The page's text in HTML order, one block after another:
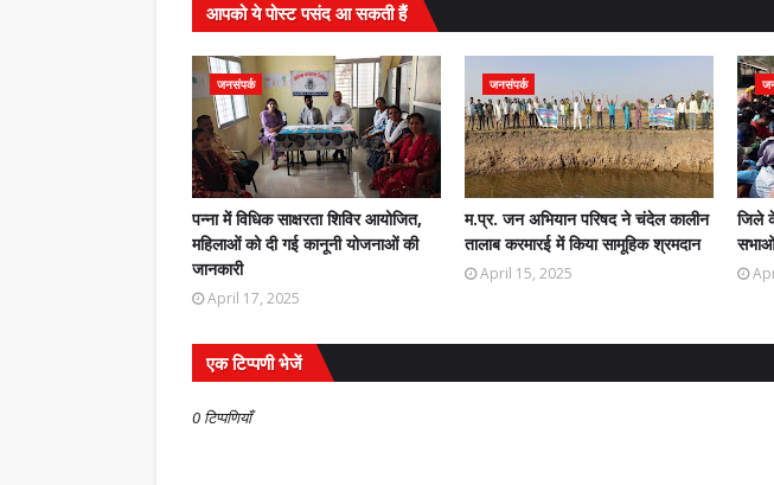
आपको ये पोस्ट पसंद आ सकती हैं
जनसंपर्क
पन्ना में विधिक साक्षरता शिविर आयोजित,
महिलाओं को दी गई कानूनी योजनाओं की
जानकारी
April 17, 2025
जनसंपर्क
म.प्र. जन अभियान परिषद ने चंदेल कालीन
तालाब करमारई में किया सामूहिक श्रमदान
April 15, 2025
जिले
एक टिप्पणी भेजें
0 टिप्पणियाँ